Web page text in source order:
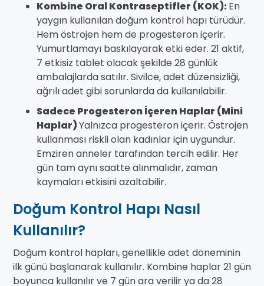
Kombine Oral Kontraseptifler (KOK):En
yaygın kullanılan doğum kontrol hapı türüdür.
Hem östrojen hem de progesteron içerir.
Yumurtlamayı baskılayarak etki eder. 21 aktif,
7 etkisiz tablet olacak şekilde 28 günlük
ambalajlarda satılır. Sivilce, adet düzensizliği,
ağrılı adet gibi sorunlarda da kullanılabilir.
Sadece Progesteron İçeren Haplar (Mini
Haplar)Yalnızca progesteron içerir. Östrojen
kullanması riskli olan kadınlar için uygundur.
Emziren anneler tarafından tercih edilir. Her
gün tam aynı saatte alınmalıdır, zaman
kaymaları etkisini azaltabilir.
Doğum Kontrol Hapı Nasıl
Kullanılır?
Doğum kontrol hapları, genellikle adet döneminin
ilk günü başlanarak kullanılır. Kombine haplar 21 gün
boyunca kullanılır ve 7 gün ara verilir ya da 28